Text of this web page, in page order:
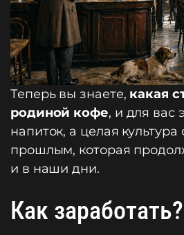
Теперь вы знаете, какая
родиной кофе, и для вас
напиток, а целая культура
прошлым, которая
и в наши дни.
Как заработать?